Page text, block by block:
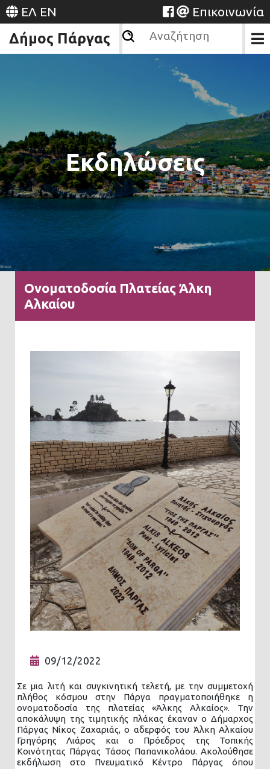
ΕΛ EN Επικοινωνία
Δήμος Πάργας
Εκδηλώσεις
Ονοματοδοσία Πλατείας Άλκη
Αλκαίου
09/12/2022
Σε μια λιτή και συγκινητική τελετή, με την συμμετοχή
πλήθος κόσμου στην Πάργα πραγματοποιήθηκε η
ονοματοδοσία της πλατείας «Άλκης Αλκαίος». Την
αποκάλυψη της τιμητικής πλάκας έκαναν ο Δήμαρχος
Πάργας Νίκος Ζαχαριάς, ο αδερφός του Άλκη Αλκαίου
Γρηγόρης Λιάρος και ο Πρόεδρος της Τοπικής
Κοινότητας Πάργας Τάσος Παπανικολάου. Ακολούθησε
εκδήλωση στο Πνευματικό Κέντρο Πάργας όπου